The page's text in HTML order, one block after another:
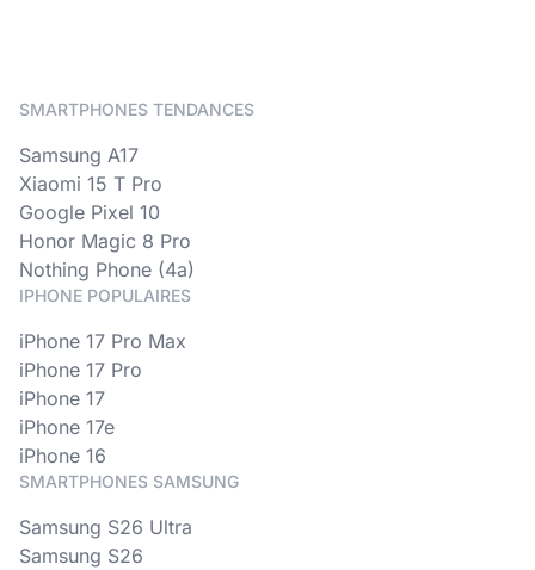
SMARTPHONES TENDANCES
Samsung A17
Xiaomi 15 T Pro
Google Pixel 10
Honor Magic 8 Pro
Nothing Phone (4a)
IPHONE POPULAIRES
iPhone 17 Pro Max
iPhone 17 Pro
iPhone 17
iPhone 17e
iPhone 16
SMARTPHONES SAMSUNG
Samsung S26 Ultra
Samsung S26